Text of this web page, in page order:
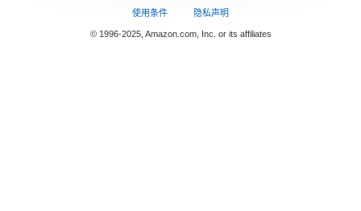
使用条件 隐私声明
© 1996-2025, Amazon.com, Inc. or its affiliates